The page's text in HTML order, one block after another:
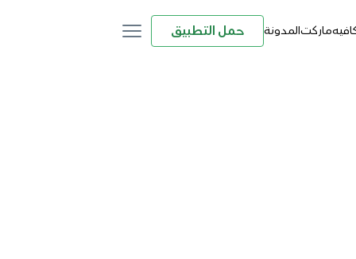
ماركتالمدونة حمل التطبيق